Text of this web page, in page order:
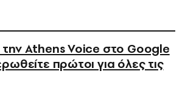
Athens Voice στο Google
πρώτοι για όλες τις